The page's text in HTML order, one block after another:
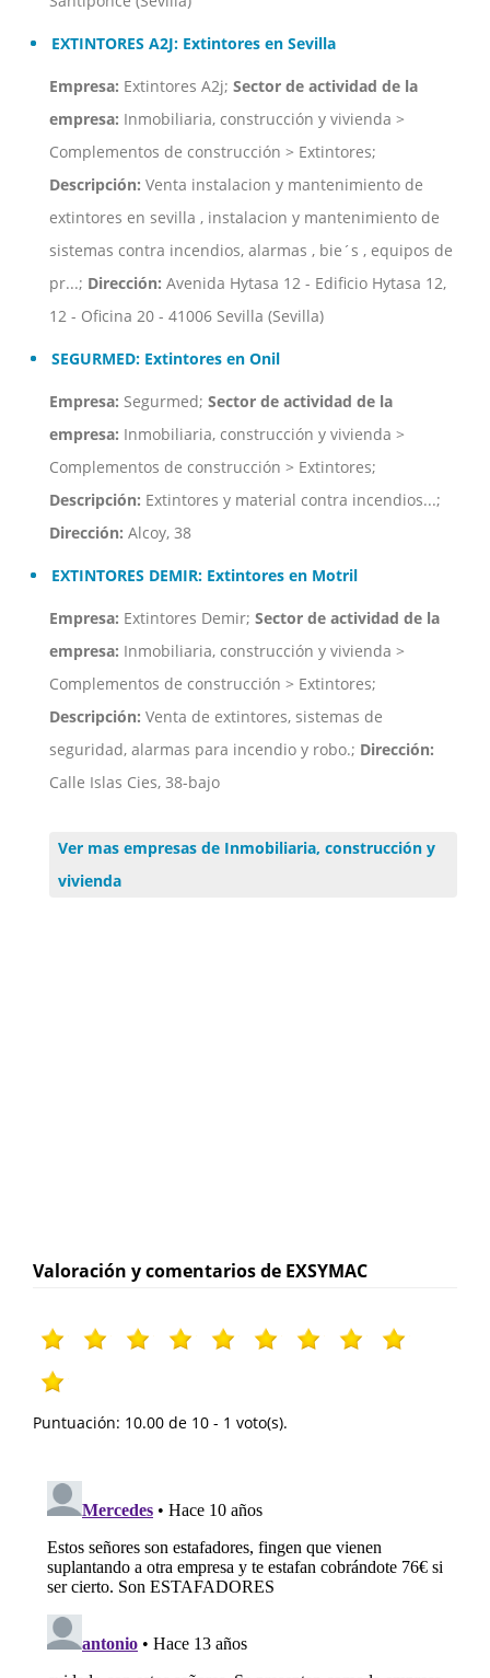
EXTINTORES A2J: Extintores en Sevilla
Empresa: Extintores A2j; Sector de actividad de la
empresa: Inmobiliaria, construcción y vivienda >
Complementos de construcción > Extintores;
Descripción: Venta instalacion y mantenimiento de
extintores en sevilla , instalacion y mantenimiento de
sistemas contra incendios, alarmas , bie´s , equipos de
pr...; Dirección: Avenida Hytasa 12 - Edificio Hytasa 12,
12 - Oficina 20 - 41006 Sevilla (Sevilla)
SEGURMED: Extintores en Onil
Empresa: Segurmed; Sector de actividad de la
empresa: Inmobiliaria, construcción y vivienda >
Complementos de construcción > Extintores;
Descripción: Extintores y material contra incendios...;
Dirección: Alcoy, 38
EXTINTORES DEMIR: Extintores en Motril
Empresa: Extintores Demir; Sector de actividad de la
empresa: Inmobiliaria, construcción y vivienda >
Complementos de construcción > Extintores;
Descripción: Venta de extintores, sistemas de
seguridad, alarmas para incendio y robo.; Dirección:
Calle Islas Cies, 38-bajo
Ver mas empresas de Inmobiliaria, construcción y
vivienda
Valoración y comentarios de EXSYMAC
Puntuación: 10.00 de 10 - 1 voto(s).